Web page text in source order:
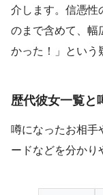
介します。信憑性
のまで含めて、幅
かった！」という
歴代彼女一覧と
噂になったお相手
ードなどを分かり